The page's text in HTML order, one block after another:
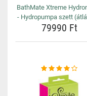
BathMate Xtreme
- Hydropumpa szett
79990 Ft